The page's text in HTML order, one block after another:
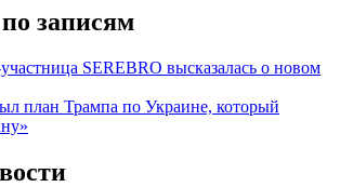
записям
SEREBRO высказалась о новом
план Трампа по Украине, который